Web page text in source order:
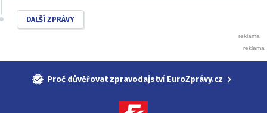
DALŠÍ ZPRÁVY
Proč důvěřovat zpravodajství EuroZprávy.cz